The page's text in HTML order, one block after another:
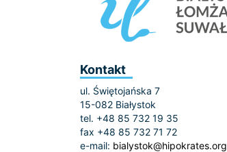
Kontakt
ul. Świętojańska 7
15-082 Białystok
tel. +48 85 732 19 35
fax +48 85 732 71 72
e-mail: bialystok@hipokrates.org